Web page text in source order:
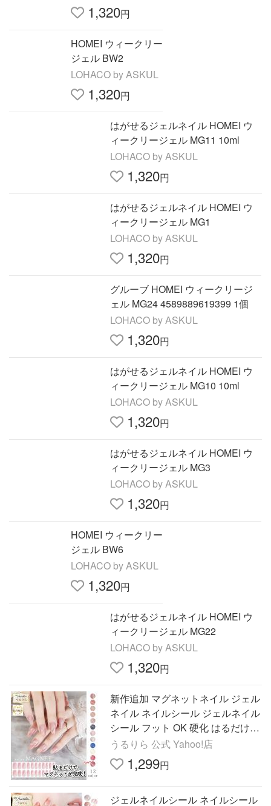
1,320円
HOMEI ウィークリー
ジェル BW2
LOHACO by ASKUL
1,320円
はがせるジェルネイル HOMEI ウ
ィークリージェル MG11 10ml
LOHACO by ASKUL
1,320円
はがせるジェルネイル HOMEI ウ
ィークリージェル MG1
LOHACO by ASKUL
1,320円
グルーブ HOMEI ウィークリージ
ェル MG24 4589889619399 1個
LOHACO by ASKUL
1,320円
はがせるジェルネイル HOMEI ウ
ィークリージェル MG10 10ml
LOHACO by ASKUL
1,320円
はがせるジェルネイル HOMEI ウ
ィークリージェル MG3
LOHACO by ASKUL
1,320円
HOMEI ウィークリー
ジェル BW6
LOHACO by ASKUL
1,320円
はがせるジェルネイル HOMEI ウ
ィークリージェル MG22
LOHACO by ASKUL
1,320円
新作追加 マグネットネイル ジェル
ネイル ネイルシール ジェルネイル
シール フット OK 硬化 はるだけで
もOK うるりら公式 [nu1617]
うるりら 公式 Yahoo!店
1,299円
ジェルネイルシール ネイルシール